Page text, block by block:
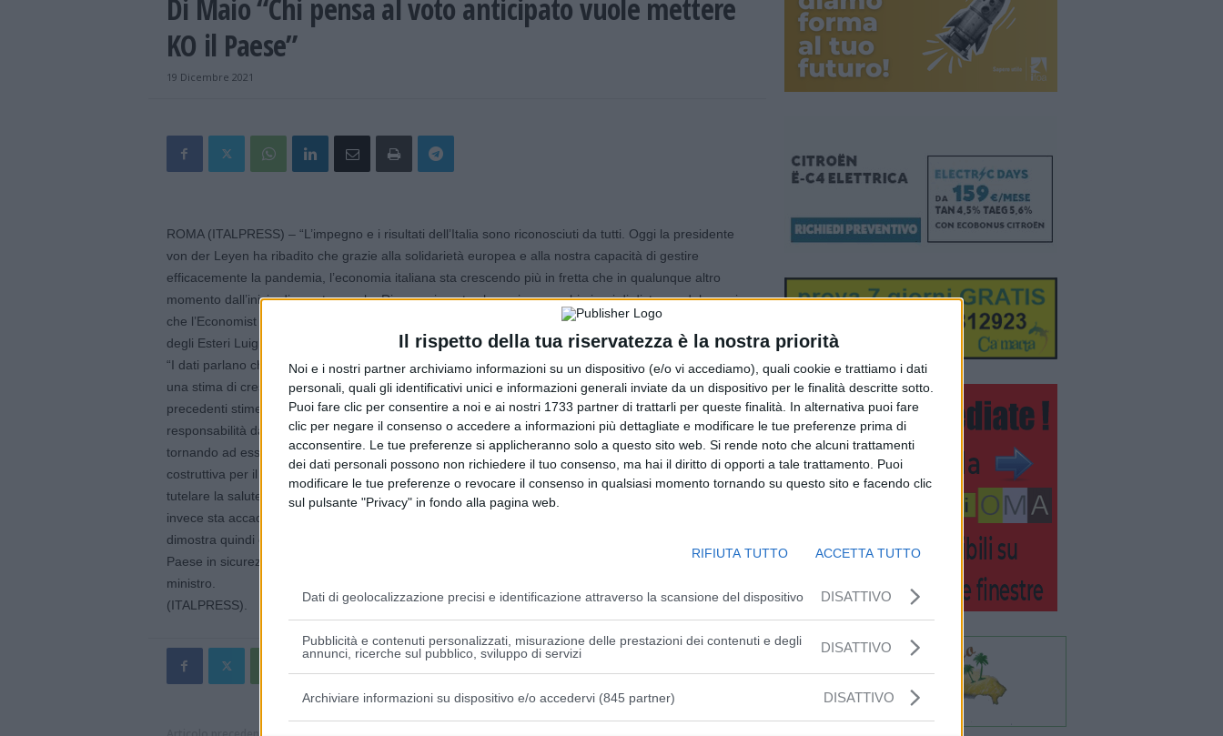
Il rispetto della tua riservatezza è la nostra priorità
Noi e i nostri partner archiviamo informazioni su un dispositivo (e/o vi accediamo), quali cookie e trattiamo i dati
personali, quali gli identificativi unici e informazioni generali inviate da un dispositivo per le finalità descritte sotto.
Puoi fare clic per consentire a noi e ai nostri 1733 partner di trattarli per queste finalità. In alternativa puoi fare
clic per negare il consenso o accedere a informazioni più dettagliate e modificare le tue preferenze prima di
acconsentire. Le tue preferenze si applicheranno solo a questo sito web. Si rende noto che alcuni trattamenti
dei dati personali possono non richiedere il tuo consenso, ma hai il diritto di opporti a tale trattamento. Puoi
modificare le tue preferenze o revocare il consenso in qualsiasi momento tornando su questo sito e facendo clic
sul pulsante "Privacy" in fondo alla pagina web.
RIFIUTA TUTTO ACCETTA TUTTO
Dati di geolocalizzazione precisi e identificazione attraverso la scansione del dispositivo DISATTIVO
Pubblicità e contenuti personalizzati, misurazione delle prestazioni dei contenuti e degli
annunci, ricerche sul pubblico, sviluppo di servizi
DISATTIVO
Archiviare informazioni su dispositivo e/o accedervi (845 partner) DISATTIVO
Di Maio “Chi pensa al voto anticipato vuole mettere
KO il Paese”
19 Dicembre 2021
ROMA (ITALPRESS) – “L’impegno e i risultati dell’Italia sono riconosciuti da tutti. Oggi la presidente
von der Leyen ha ribadito che grazie alla solidarietà europea e alla nostra capacità di gestire
efficacemente la pandemia, l’economia italiana sta crescendo più in fretta che in qualunque altro
momento dall’inizio di questo secolo. Riconoscimento che arriva a pochi giorni di distanza dal premio
che l’Economist ha conferito all’Italia come Paese dell’anno 2021”. Lo scrive su Facebook il ministro
degli Esteri Luigi Di Maio.
“I dati parlano chiaramente: nei primi 10 mesi dell’anno record di export, secondo l’Istat si prevede
una stima di crescita del 6.3% nel 2021 e del 4,7% per il 2022. Previsioni al rialzo rispetto alle
precedenti stime – aggiunge -. Chi oggi pensa a un voto anticipato dovrebbe assumersi la
responsabilità davanti agli italiani di mettere K.O. un Paese che invece sta correndo più di tutti, e sta
tornando ad essere competitivo a livello internazionale. Le forze politiche devono lavorare in maniera
costruttiva per il rilancio dell’Italia. La linea dura del governo contro il virus serve, da una parte, a
tutelare la salute dei cittadini, dall’altra a fare ripartire l’Italia evitando nuovi lockdown, cosa che
invece sta accadendo proprio in queste ore ad esempio nei Paesi Bassi. La situazione all’estero
dimostra quindi che l’atteggiamento dell’Italia è stato il più prudente, e siamo riusciti a mettere il
Paese in sicurezza, ma ancora non è finita. Avanti così, con senso di responsabilità”, conclude il
ministro.
(ITALPRESS).